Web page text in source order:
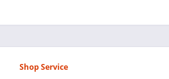
Shop Service